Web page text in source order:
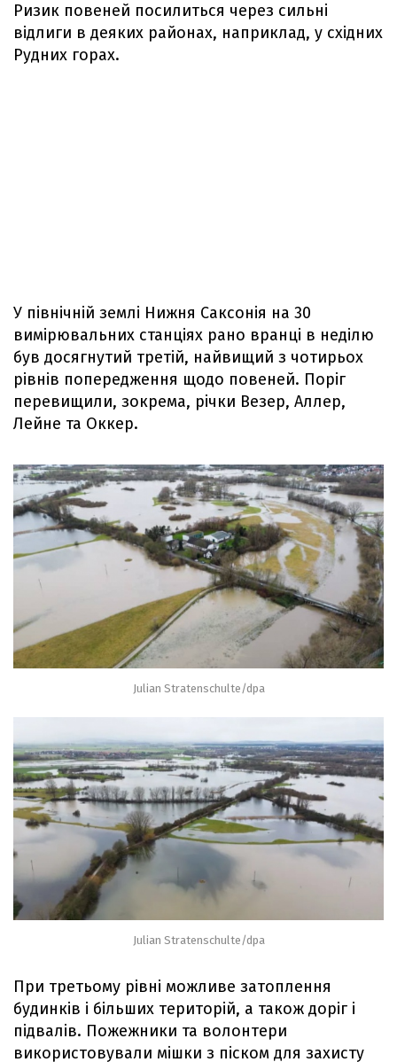
Ризик повеней посилиться через сильні
відлиги в деяких районах, наприклад, у східних
Рудних горах.
У північній землі Нижня Саксонія на 30
вимірювальних станціях рано вранці в неділю
був досягнутий третій, найвищий з чотирьох
рівнів попередження щодо повеней. Поріг
перевищили, зокрема, річки Везер, Аллер,
Лейне та Оккер.
Julian Stratenschulte/dpa
Julian Stratenschulte/dpa
При третьому рівні можливе затоплення
будинків і більших територій, а також доріг і
підвалів. Пожежники та волонтери
використовували мішки з піском для захисту